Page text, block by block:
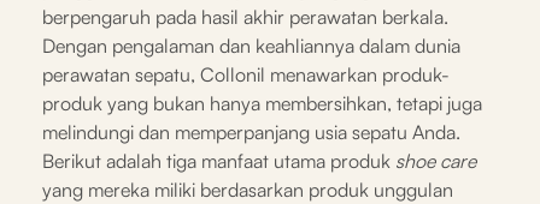
berpengaruh pada hasil akhir perawatan berkala.
Dengan pengalaman dan keahliannya dalam dunia
perawatan sepatu, Collonil menawarkan produk-
produk yang bukan hanya membersihkan, tetapi juga
melindungi dan memperpanjang usia sepatu Anda.
Berikut adalah tiga manfaat utama produk shoe care
yang mereka miliki berdasarkan produk unggulan